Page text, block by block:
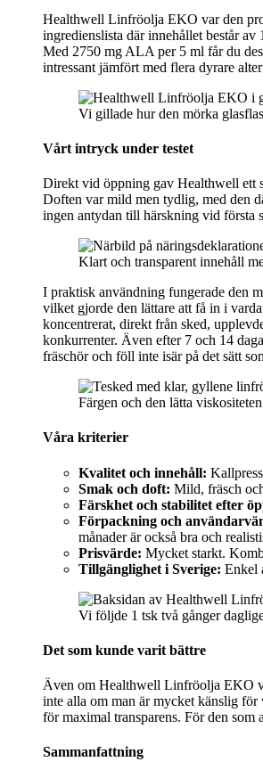
Healthwell Linfröolja EKO var den
ingredienslista där innehållet består
Med 2750 mg ALA per 5 ml får du
intressant jämfört med flera dyrare
Vi gillade hur den mörka
Vårt intryck under testet
Direkt vid öppning gav Healthwell ett
Doften var mild men tydlig, med den
ingen antydan till härskning vid första
Klart och transparent innehåll
I praktisk användning fungerade den
vilket gjorde den lättare att få in i
koncentrerat, direkt från sked,
konkurrenter. Även efter 7 och 14
fräschör och föll inte isär på det sätt
Färgen och den lätta
Våra kriterier
Kvalitet och innehåll:
Smak och doft: Mild, fräsch
Färskhet och stabilitet efter
Förpackning och
månader är också bra och
Prisvärde: Mycket starkt.
Tillgänglighet i Sverige: Enkel
Vi följde 1 tsk två gånger
Det som kunde varit bättre
Även om Healthwell Linfröolja EKO
inte alla om man är mycket känslig för
för maximal transparens. För den
Sammanfattning